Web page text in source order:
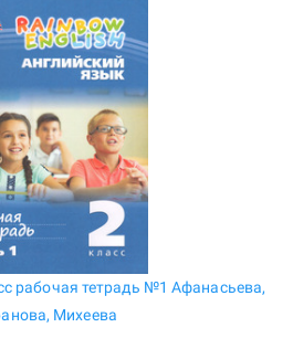
рабочая тетрадь №1 Афанасьева,
Михеева